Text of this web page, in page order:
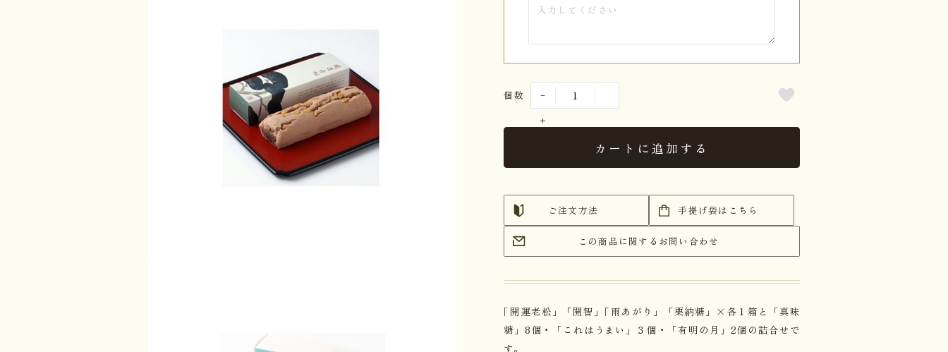
個数
カートに追加する
ご注文方法 手提げ袋はこちら
この商品に関するお問い合わせ
｢開運老松」「開智」｢雨あがり」「栗納糖」×各１箱と「真味
糖」8個・「これはうまい」３個・「有明の月」2個の詰合せで
す。